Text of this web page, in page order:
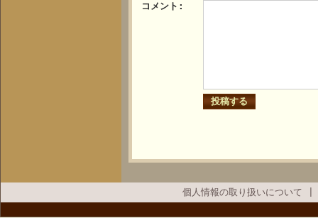
コメント:
個人情報の取り扱いについて